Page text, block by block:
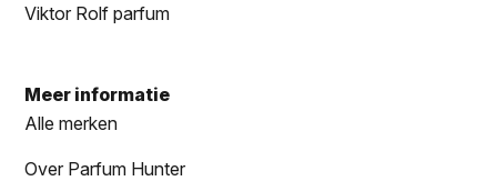
Viktor Rolf parfum
Meer informatie
Alle merken
Over Parfum Hunter